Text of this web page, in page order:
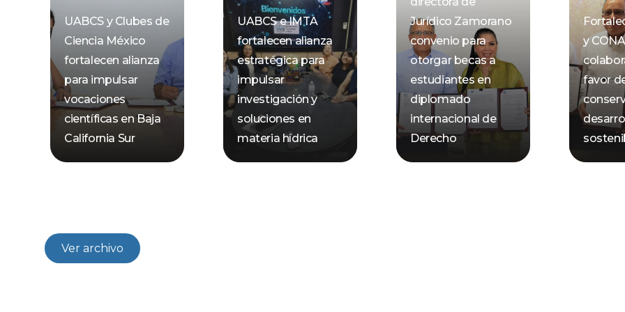
UABCS y Clubes de
Ciencia México
fortalecen alianza
para impulsar
vocaciones
científicas en Baja
California Sur
UABCS e IMTA
fortalecen alianza
estratégica para
impulsar
investigación y
soluciones en
materia hídrica
Jurídico Zamorano
convenio para
otorgar becas a
estudiantes en
diplomado
internacional de
Derecho
y
favor
Ver archivo